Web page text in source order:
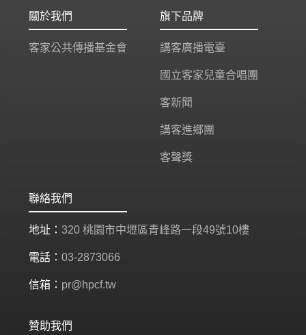
關於我們
客家公共傳播基金會
旗下品牌
講客廣播電臺
國立客家兒童合唱團
客新聞
講客進鄉團
客聲獎
聯絡我們
地址： 320 桃園市中壢區青峰路一段49號10樓
電話： 03-2873066
信箱： pr@hpcf.tw
贊助我們